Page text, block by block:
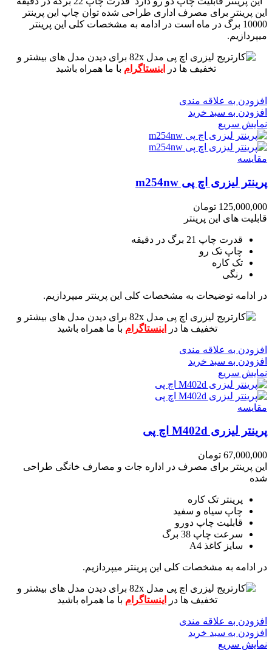
این پرینتر برای مصرف اداری طراحی شده توان چاپ این پرینتر
10000 برگ در ماه است
در ادامه به مشخصات کلی این پرینتر
میپردازیم.
برای دیدن مدل های بیشتر و
تخفیف ها در
اینستاگرام با ما همراه باشید
افزودن به علاقه مندی
افزودن به سبد خرید
نمایش سریع
مقايسه
پرینتر لیزری اچ پی m254nw
125,000,000 تومان
قابلیت های این پرینتر
قدرت چاپ 21 برگ در دقیقه
چاپ تک رو
تک کاره
رنگی
در ادامه توضیحات به مشخصات کلی این پرینتر میپردازیم.
برای دیدن مدل های بیشتر و
تخفیف ها در
اینستاگرام با ما همراه باشید
افزودن به علاقه مندی
افزودن به سبد خرید
نمایش سریع
مقايسه
پرینتر لیزری M402d اچ پی
67,000,000 تومان
این پرینتر برای مصرف در اداره جات و مصارف خانگی طراحی
شده
پرینتر تک کاره
چاپ سیاه و سفید
قابلیت چاپ دورو
سرعت چاپ 38 برگ
سایز کاغذ A4
در ادامه به مشخصات کلی این پرینتر میپردازیم.
برای دیدن مدل های بیشتر و
تخفیف ها در
اینستاگرام با ما همراه باشید
افزودن به علاقه مندی
افزودن به سبد خرید
نمایش سریع